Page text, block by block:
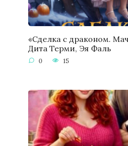
«Сделка с драконом.
Дита Терми, Эя Фаль
0 15